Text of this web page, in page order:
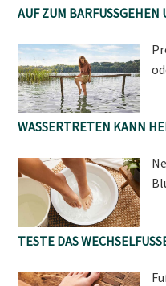
AUF ZUM
WASSERTRETEN KANN
TESTE DAS